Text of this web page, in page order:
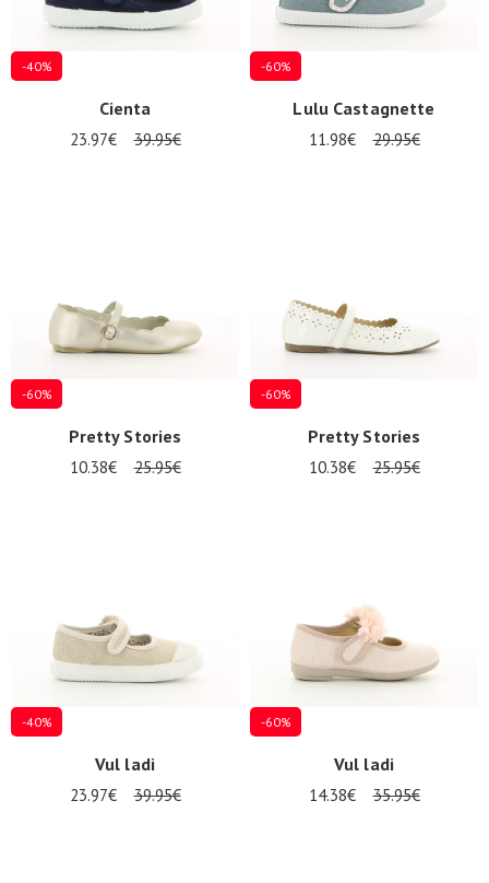
-40%
Cienta
23.97€ 39.95€
-60%
Lulu Castagnette
11.98€ 29.95€
-60%
Pretty Stories
10.38€ 25.95€
-60%
Pretty Stories
10.38€ 25.95€
-40%
Vul ladi
23.97€ 39.95€
-60%
Vul ladi
14.38€ 35.95€